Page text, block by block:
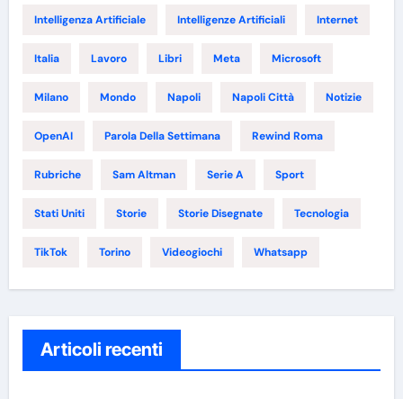
Intelligenza Artificiale Intelligenze Artificiali Internet
Italia Lavoro Libri Meta Microsoft
Milano Mondo Napoli Napoli Città Notizie
OpenAI Parola Della Settimana Rewind Roma
Rubriche Sam Altman Serie A Sport
Stati Uniti Storie Storie Disegnate Tecnologia
TikTok Torino Videogiochi Whatsapp
Articoli recenti